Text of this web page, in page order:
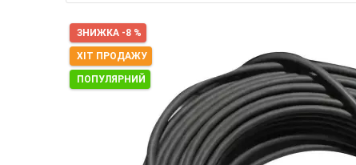
ЗНИЖКА -8 %
ХІТ ПРОДАЖУ
ПОПУЛЯРНИЙ